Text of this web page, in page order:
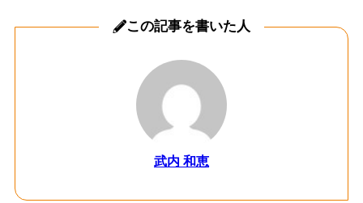
この記事を書いた人
武内 和恵